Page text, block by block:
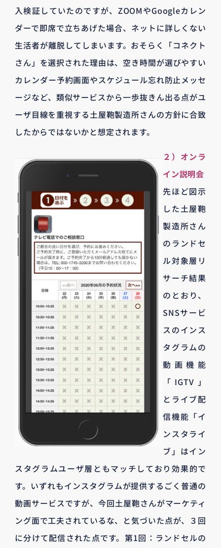
入検証していたのですが、ZOOMやGoogleカレン
ダーで即席で立ちあげた場合、ネットに詳しくない
生活者が離脱してしまいます。おそらく「コネクト
さん」を選択された理由は、空き時間が選びやすい
カレンダー予約画面やスケジュール忘れ防止メッセ
ージなど、類似サービスから一歩抜きん出る点がユ
ーザ目線を重視する土屋鞄製造所さんの方針に合致
したからではないかと想定されます。
２）オンラ
イン説明会
先ほど図示
した土屋鞄
製造所さん
のランドセ
ル対象層リ
サーチ結果
のとおり、
SNSサービ
スのインス
タグラムの
動画機能
「IGTV」
とライブ配
信機能「イ
ンスタライ
ブ」はイン
スタグラムユーザ層ともマッチしており効果的で
す。いずれもインスタグラムが提供するごく普通の
動画サービスですが、今回土屋鞄さんがマーケティ
ング面で工夫されているな、と気づいた点が、３回
に分けて配信された点です。第1回：ランドセルの